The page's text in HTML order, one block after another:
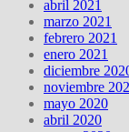
abril 2021
marzo 2021
febrero 2021
enero 2021
diciembre
noviembre
mayo 2020
abril 2020